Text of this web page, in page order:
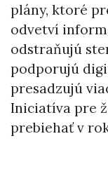
plány, ktoré
odvetví
odstraňujú
podporujú
presadzujú
Iniciatíva pre
prebiehať v